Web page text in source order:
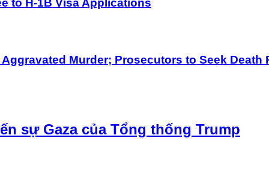
to H-1B Visa Applications
Murder; Prosecutors to Seek Death
sự Gaza của Tổng thống Trump